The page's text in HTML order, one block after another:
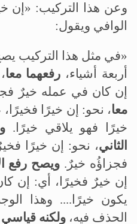
وعن هذا التركيب: «إن
الوافي ويقول:
«في مثل هذا التركيب
أربعة أشياء، رفعهما معا
إن كان في عمله خيرٌ
معا، نحو: إن خيرًا
خيرًا فهو يلاقي خيرًا.
الثاني، نحو: إن خيرًا
فجزاؤُه خيرٌ. ويصح رفع
إن خيرٌ فخيرًا، أي: إن
يكون خيرًا.... وهذا
الحذف فيه،ولكنه قياسي